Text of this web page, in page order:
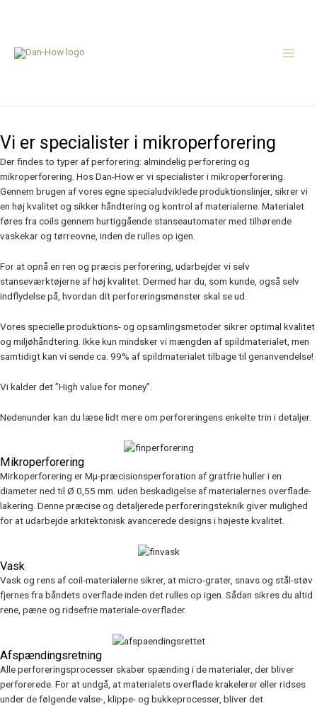
Vi er specialister i mikroperforering
Der findes to typer af perforering: almindelig perforering og
mikroperforering. Hos Dan-How er vi specialister i mikroperforering.
Gennem brugen af vores egne specialudviklede produktionslinjer, sikrer vi
en høj kvalitet og sikker håndtering og kontrol af materialerne. Materialet
føres fra coils gennem hurtiggående stanseautomater med tilhørende
vaskekar og tørreovne, inden de rulles op igen.
For at opnå en ren og præcis perforering, udarbejder vi selv
stanseværktøjerne af høj kvalitet. Dermed har du, som kunde, også selv
indflydelse på, hvordan dit perforeringsmønster skal se ud.
Vores specielle produktions- og opsamlingsmetoder sikrer optimal kvalitet
og miljøhåndtering. Ikke kun mindsker vi mængden af spildmaterialet, men
samtidigt kan vi sende ca. 99% af spildmaterialet tilbage til genanvendelse!
Vi kalder det ”High value for money”.
Nedenunder kan du læse lidt mere om perforeringens enkelte trin i detaljer.
Mikroperforering
Mirkoperforering er Mµ-præcisionsperforation af gratfrie huller i en
diameter ned til Ø 0,55 mm. uden beskadigelse af materialernes overflade-
lakering. Denne præcise og detaljerede perforeringsteknik giver mulighed
for at udarbejde arkitektonisk avancerede designs i højeste kvalitet.
Vask
Vask og rens af coil-materialerne sikrer, at micro-grater, snavs og stål-støv
fjernes fra båndets overflade inden det rulles op igen. Sådan sikres du altid
rene, pæne og ridsefrie materiale-overflader.
Afspændingsretning
Alle perforeringsprocesser skaber spænding i de materialer, der bliver
perforerede. For at undgå, at materialets overflade krakelerer eller ridses
under de følgende valse-, klippe- og bukkeprocesser, bliver det